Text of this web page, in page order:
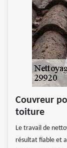
Couvreur
toiture
Le travail de
résultat fiable et